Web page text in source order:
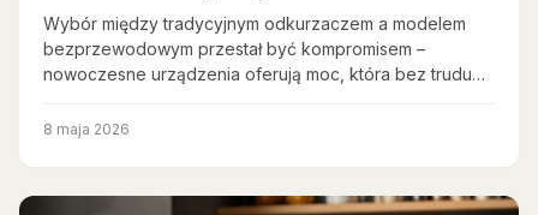
Wybór między tradycyjnym odkurzaczem a modelem
bezprzewodowym przestał być kompromisem –
nowoczesne urządzenia oferują moc, która bez trudu…
8 maja 2026